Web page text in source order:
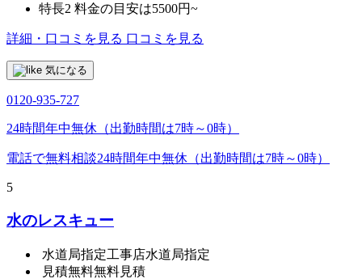
特長2 料金の目安は5500円~
詳細・口コミを見る 口コミを見る
気になる
0120-935-727
24時間年中無休（出勤時間は7時～0時）
電話で無料相談24時間年中無休（出勤時間は7時～0時）
5
水のレスキュー
水道局指定工事店水道局指定
見積無料無料見積